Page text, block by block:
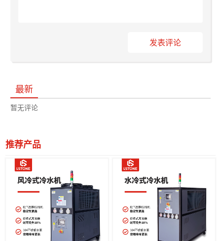
发表评论
最新
暂无评论
推荐产品